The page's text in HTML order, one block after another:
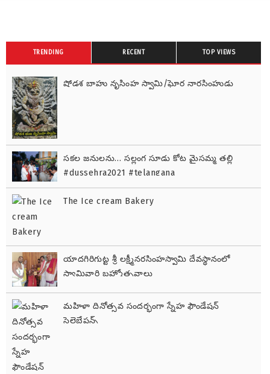
TRENDING RECENT TOP VIEWS
షోడశ బాహు నృసింహ స్వామి/ఘోర నారసింహుడు
సకల జనులను… సల్లంగ సూడు కోట మైసమ్మ తల్లి
#dussehra2021 #telangana
The Ice cream Bakery
యాదగిరిగుట్ట శ్రీ లక్ష్మీనరసింహస్వామి దేవస్థానంలో
స్వామివారి బ్రహ్మోత్సవాలు
మహిళా దినోత్సవ సందర్భంగా స్నేహ ఫౌండేషన్
సెలెబ్రేషన్స్